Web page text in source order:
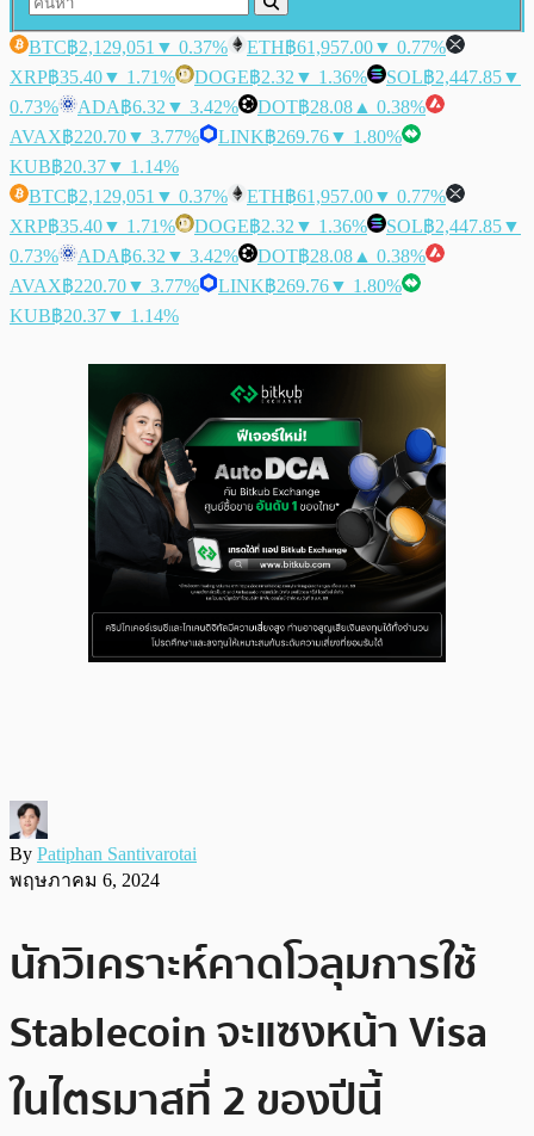
BTC฿2,129,051 ▼ 0.37% ETH฿61,957.00▼ 0.77%
XRP฿35.40▼ 1.71% DOGE฿2.32 ▼ 1.36% SOL฿2,447.85▼
0.73%
ADA฿6.32 ▼ 3.42% DOT฿28.08 ▲ 0.38%
AVAX฿220.70▼ 3.77% LINK฿269.76▼ 1.80%
KUB฿20.37▼ 1.14%
BTC฿2,129,051 ▼ 0.37% ETH฿61,957.00▼ 0.77%
XRP฿35.40▼ 1.71% DOGE฿2.32 ▼ 1.36% SOL฿2,447.85▼
0.73%
ADA฿6.32 ▼ 3.42% DOT฿28.08 ▲ 0.38%
AVAX฿220.70▼ 3.77% LINK฿269.76▼ 1.80%
KUB฿20.37▼ 1.14%
By Patiphan Santivarotai
พฤษภาคม 6, 2024
นักวิเคราะห์คาดโวลุมการใช้
Stablecoin จะแซงหน้า Visa
ในไตรมาสที่ 2 ของปีนี้